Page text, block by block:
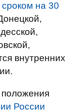
на 30
внутренних
России